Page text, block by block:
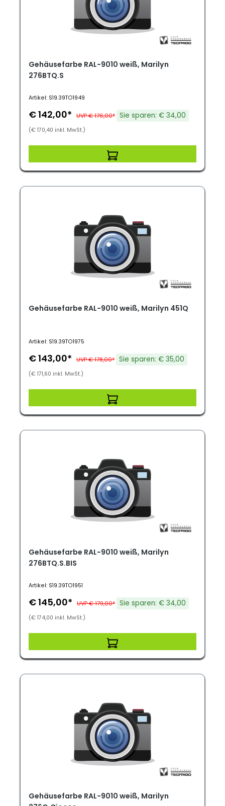
Gehäusefarbe RAL-9010 weiß, Marilyn
276BTQ.S
Artikel: S19.39TO1949
€ 142,00* UVP € 176,00* Sie sparen: € 34,00
(€ 170,40 inkl. MwSt.)
Gehäusefarbe RAL-9010 weiß, Marilyn 451Q
Artikel: S19.39TO1975
€ 143,00* UVP € 178,00* Sie sparen: € 35,00
(€ 171,60 inkl. MwSt.)
Gehäusefarbe RAL-9010 weiß, Marilyn
276BTQ.S.BIS
Artikel: S19.39TO1951
€ 145,00* UVP € 179,00* Sie sparen: € 34,00
(€ 174,00 inkl. MwSt.)
Gehäusefarbe RAL-9010 weiß, Marilyn